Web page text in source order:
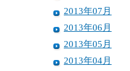
2013年07月
2013年06月
2013年05月
2013年04月